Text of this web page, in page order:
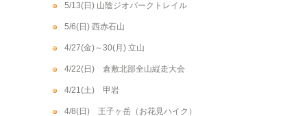
5/13(日) 山陰ジオパークトレイル
5/6(日) 西赤石山
4/27(金)～30(月) 立山
4/22(日) 倉敷北部全山縦走大会
4/21(土) 甲岩
4/8(日) 王子ヶ岳（お花見ハイク）